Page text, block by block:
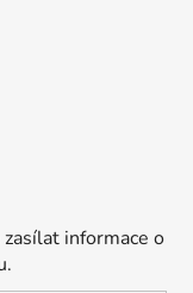
informace o